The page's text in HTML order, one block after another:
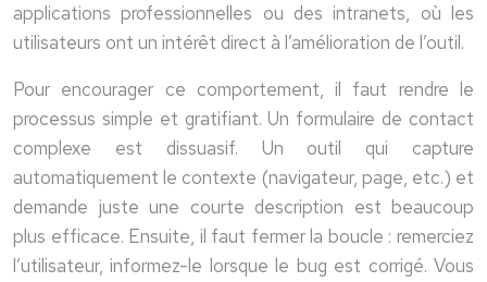
applications professionnelles ou des intranets, où les
utilisateurs ont un intérêt direct à l’amélioration de l’outil.
Pour encourager ce comportement, il faut rendre le
processus simple et gratifiant. Un formulaire de contact
complexe est dissuasif. Un outil qui capture
automatiquement le contexte (navigateur, page, etc.) et
demande juste une courte description est beaucoup
plus efficace. Ensuite, il faut fermer la boucle : remerciez
l’utilisateur, informez-le lorsque le bug est corrigé. Vous